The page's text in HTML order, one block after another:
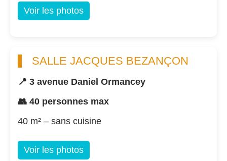
Voir les photos
SALLE JACQUES BEZANÇON
📍 3 avenue Daniel Ormancey
👥 40 personnes max
40 m² – sans cuisine
Voir les photos